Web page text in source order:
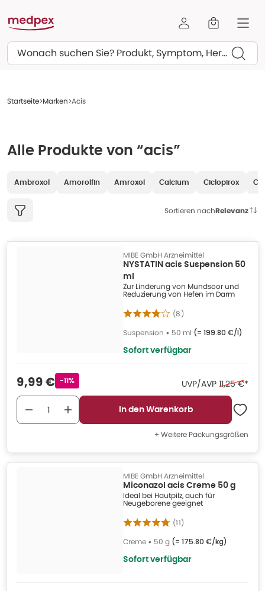
Suchen
Startseite Marken Acis
Alle Produkte von “acis”
Ambroxol Amorolfin Amroxol Calcium Ciclopirox
Sortieren nachRelevanz
MIBE GmbH Arzneimittel
NYSTATIN acis Suspension 50
ml
Zur Linderung von Mundsoor und
Reduzierung von Hefen im Darm
(8)
Suspension • 50 ml (= 199.80 €/l)
Sofort verfügbar
Verkaufspreis
9,99 €Rabattstempel
-11% UVP/AVP 11,25 €*
In den Warenkorb
+ Weitere Packungsgrößen
MIBE GmbH Arzneimittel
Miconazol acis Creme 50 g
Ideal bei Hautpilz, auch für
Neugeborene geeignet
(11)
Creme • 50 g (= 175.80 €/kg)
Sofort verfügbar